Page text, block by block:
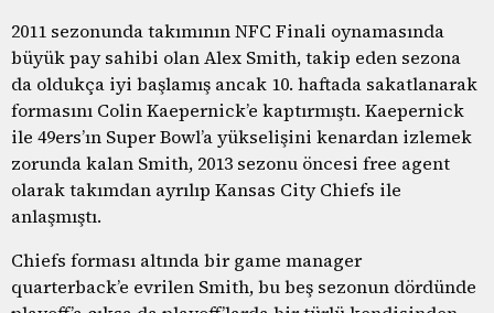
2011 sezonunda takımının NFC Finali oynamasında
büyük pay sahibi olan Alex Smith, takip eden sezona
da oldukça iyi başlamış ancak 10. haftada sakatlanarak
formasını Colin Kaepernick’e kaptırmıştı. Kaepernick
ile 49ers’ın Super Bowl’a yükselişini kenardan izlemek
zorunda kalan Smith, 2013 sezonu öncesi free agent
olarak takımdan ayrılıp Kansas City Chiefs ile
anlaşmıştı.
Chiefs forması altında bir game manager
quarterback’e evrilen Smith, bu beş sezonun dördünde